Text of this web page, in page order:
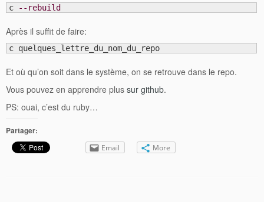
c --rebuild
Après il suffit de faire:
c quelques_lettre_du_nom_du_repo
Et où qu’on soit dans le système, on se retrouve dans le repo.
Vous pouvez en apprendre plus sur github.
PS: ouai, c’est du ruby…
Partager:
Email More